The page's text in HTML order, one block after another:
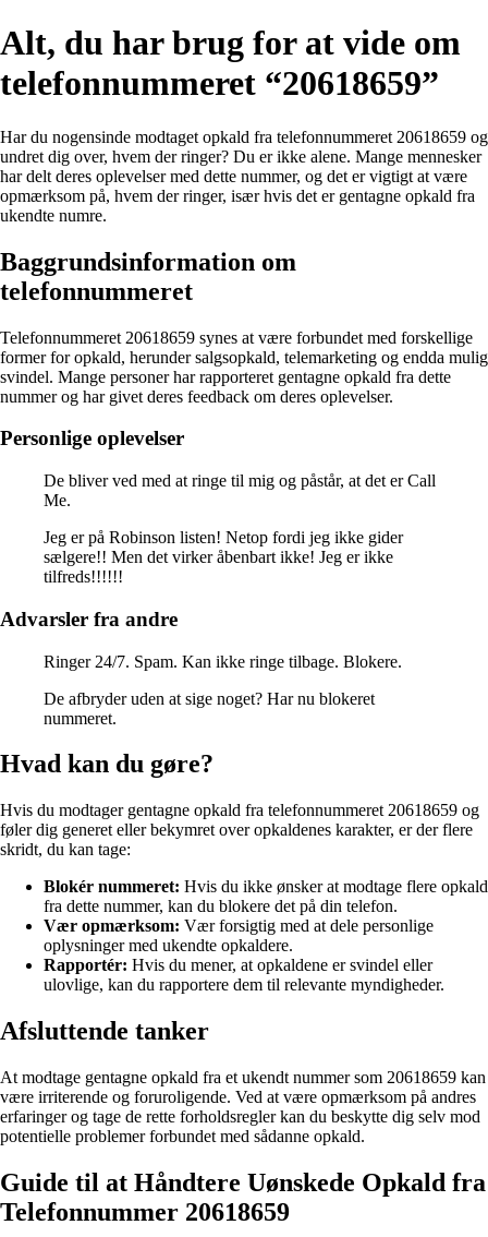
Alt, du har brug for at vide om
telefonnummeret “20618659”
Har du nogensinde modtaget opkald fra telefonnummeret 20618659 og
undret dig over, hvem der ringer? Du er ikke alene. Mange mennesker
har delt deres oplevelser med dette nummer, og det er vigtigt at være
opmærksom på, hvem der ringer, især hvis det er gentagne opkald fra
ukendte numre.
Baggrundsinformation om
telefonnummeret
Telefonnummeret 20618659 synes at være forbundet med forskellige
former for opkald, herunder salgsopkald, telemarketing og endda mulig
svindel. Mange personer har rapporteret gentagne opkald fra dette
nummer og har givet deres feedback om deres oplevelser.
Personlige oplevelser
De bliver ved med at ringe til mig og påstår, at det er Call
Me.
Jeg er på Robinson listen! Netop fordi jeg ikke gider
sælgere!! Men det virker åbenbart ikke! Jeg er ikke
tilfreds!!!!!!
Advarsler fra andre
Ringer 24/7. Spam. Kan ikke ringe tilbage. Blokere.
De afbryder uden at sige noget? Har nu blokeret
nummeret.
Hvad kan du gøre?
Hvis du modtager gentagne opkald fra telefonnummeret 20618659 og
føler dig generet eller bekymret over opkaldenes karakter, er der flere
skridt, du kan tage:
Blokér nummeret: Hvis du ikke ønsker at modtage flere opkald
fra dette nummer, kan du blokere det på din telefon.
Vær opmærksom: Vær forsigtig med at dele personlige
oplysninger med ukendte opkaldere.
Rapportér: Hvis du mener, at opkaldene er svindel eller
ulovlige, kan du rapportere dem til relevante myndigheder.
Afsluttende tanker
At modtage gentagne opkald fra et ukendt nummer som 20618659 kan
være irriterende og foruroligende. Ved at være opmærksom på andres
erfaringer og tage de rette forholdsregler kan du beskytte dig selv mod
potentielle problemer forbundet med sådanne opkald.
Guide til at Håndtere Uønskede Opkald fra
Telefonnummer 20618659